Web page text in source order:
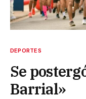
DEPORTES
Se
Barrial»